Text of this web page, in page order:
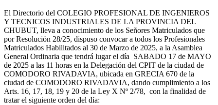
El Directorio del COLEGIO PROFESIONAL DE INGENIEROS
Y TECNICOS INDUSTRIALES DE LA PROVINCIA DEL
CHUBUT, lleva a conocimiento de los Señores Matriculados que
por Resolución 28/25, dispuso convocar a todos los Profesionales
Matriculados Habilitados al 30 de Marzo de 2025, a la Asamblea
General Ordinaria que tendrá lugar el día SABADO 17 de MAYO
de 2025 a las 11 horas en la Delegación del CPIT de la ciudad de
COMODORO RIVADAVIA, ubicada en GRECIA 670 de la
ciudad de COMODORO RIVADAVIA, dando cumplimiento a los
Arts. 16, 17, 18, 19 y 20 de la Ley X Nº 2/78, con la finalidad de
tratar el siguiente orden del día: